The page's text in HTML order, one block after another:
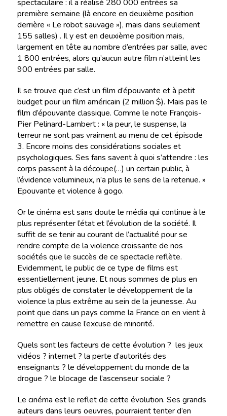
spectaculaire : il a réalisé 280 000 entrées sa
première semaine (là encore en deuxième position
derrière « Le robot sauvage »), mais dans seulement
155 salles) . Il y est en deuxième position mais,
largement en tête au nombre d’entrées par salle, avec
1 800 entrées, alors qu’aucun autre film n’atteint les
900 entrées par salle.
Il se trouve que c’est un film d’épouvante et à petit
budget pour un film américain (2 million $). Mais pas le
film d’épouvante classique. Comme le note François-
Pier Pelinard-Lambert : « la peur, le suspense, la
terreur ne sont pas vraiment au menu de cet épisode
3. Encore moins des considérations sociales et
psychologiques. Ses fans savent à quoi s’attendre : les
corps passent à la découpe(…) un certain public, à
l’évidence volumineux, n’a plus le sens de la retenue. »
Epouvante et violence à gogo.
Or le cinéma est sans doute le média qui continue à le
plus représenter l’état et l’évolution de la société. Il
suffit de se tenir au courant de l’actualité pour se
rendre compte de la violence croissante de nos
sociétés que le succès de ce spectacle reflète.
Evidemment, le public de ce type de films est
essentiellement jeune. Et nous sommes de plus en
plus obligés de constater le développement de la
violence la plus extrême au sein de la jeunesse. Au
point que dans un pays comme la France on en vient à
remettre en cause l’excuse de minorité.
Quels sont les facteurs de cette évolution ? les jeux
vidéos ? internet ? la perte d’autorités des
enseignants ? le développement du monde de la
drogue ? le blocage de l’ascenseur sociale ?
Le cinéma est le reflet de cette évolution. Ses grands
auteurs dans leurs oeuvres, pourraient tenter d’en